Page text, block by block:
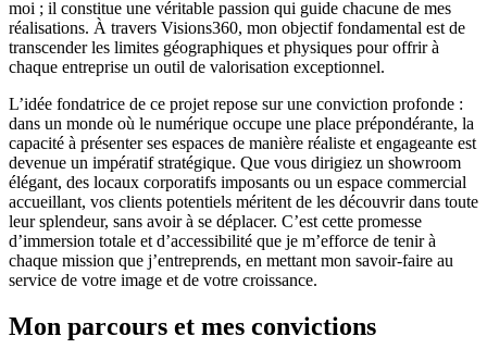
moi ; il constitue une véritable passion qui guide chacune de mes
réalisations. À travers Visions360, mon objectif fondamental est de
transcender les limites géographiques et physiques pour offrir à
chaque entreprise un outil de valorisation exceptionnel.
L’idée fondatrice de ce projet repose sur une conviction profonde :
dans un monde où le numérique occupe une place prépondérante, la
capacité à présenter ses espaces de manière réaliste et engageante est
devenue un impératif stratégique. Que vous dirigiez un showroom
élégant, des locaux corporatifs imposants ou un espace commercial
accueillant, vos clients potentiels méritent de les découvrir dans toute
leur splendeur, sans avoir à se déplacer. C’est cette promesse
d’immersion totale et d’accessibilité que je m’efforce de tenir à
chaque mission que j’entreprends, en mettant mon savoir-faire au
service de votre image et de votre croissance.
Mon parcours et mes convictions